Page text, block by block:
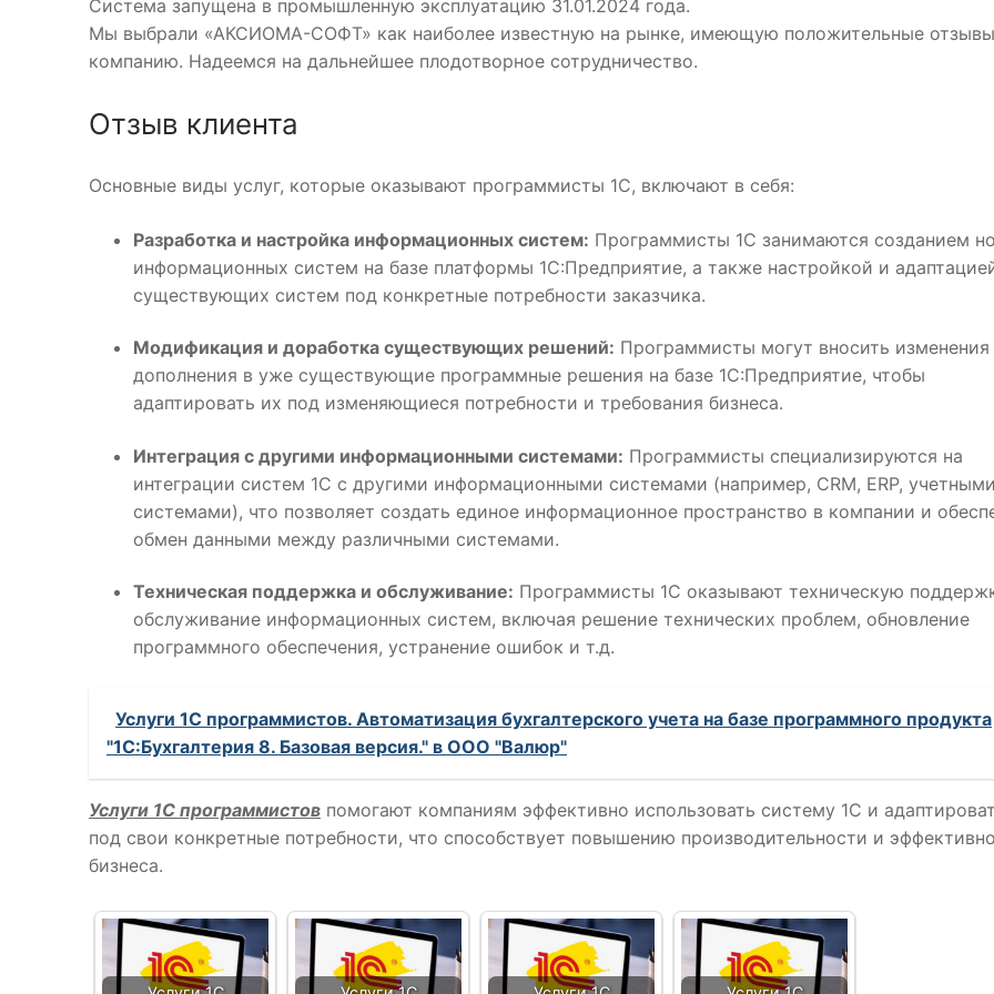
Система запущена в промышленную эксплуатацию 31.01.2024 года.
Мы выбрали «АКСИОМА-СОФТ» как наиболее известную на рынке, имеющую положительные
компанию. Надеемся на дальнейшее плодотворное сотрудничество.
Отзыв клиента
Основные виды услуг, которые оказывают программисты 1С, включают в себя:
Разработка и настройка информационных систем: Программисты 1С занимаются созданием
информационных систем на базе платформы 1С:Предприятие, а также настройкой и
существующих систем под конкретные потребности заказчика.
Модификация и доработка существующих решений: Программисты могут вносить изменения
дополнения в уже существующие программные решения на базе 1С:Предприятие, чтобы
адаптировать их под изменяющиеся потребности и требования бизнеса.
Интеграция с другими информационными системами: Программисты специализируются на
интеграции систем 1С с другими информационными системами (например, CRM, ERP, учетными
системами), что позволяет создать единое информационное пространство в компании и
обмен данными между различными системами.
Техническая поддержка и обслуживание: Программисты 1С оказывают техническую
обслуживание информационных систем, включая решение технических проблем, обновление
программного обеспечения, устранение ошибок и т.д.
Услуги 1С программистов. Автоматизация бухгалтерского учета на базе программного продукта
"1С:Бухгалтерия 8. Базовая версия." в ООО "Валюр"
Услуги 1С программистов помогают компаниям эффективно использовать систему 1С и
под свои конкретные потребности, что способствует повышению производительности и
бизнеса.